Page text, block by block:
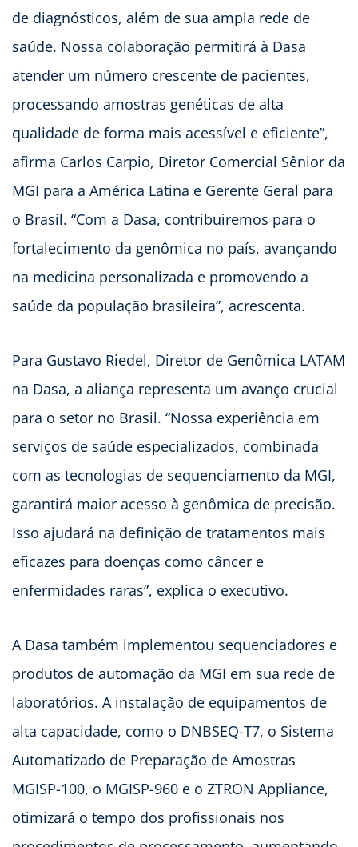
de diagnósticos, além de sua ampla rede de
saúde. Nossa colaboração permitirá à Dasa
atender um número crescente de pacientes,
processando amostras genéticas de alta
qualidade de forma mais acessível e eficiente”,
afirma Carlos Carpio, Diretor Comercial Sênior da
MGI para a América Latina e Gerente Geral para
o Brasil. “Com a Dasa, contribuiremos para o
fortalecimento da genômica no país, avançando
na medicina personalizada e promovendo a
saúde da população brasileira”, acrescenta.
Para Gustavo Riedel, Diretor de Genômica LATAM
na Dasa, a aliança representa um avanço crucial
para o setor no Brasil. “Nossa experiência em
serviços de saúde especializados, combinada
com as tecnologias de sequenciamento da MGI,
garantirá maior acesso à genômica de precisão.
Isso ajudará na definição de tratamentos mais
eficazes para doenças como câncer e
enfermidades raras”, explica o executivo.
A Dasa também implementou sequenciadores e
produtos de automação da MGI em sua rede de
laboratórios. A instalação de equipamentos de
alta capacidade, como o DNBSEQ-T7, o Sistema
Automatizado de Preparação de Amostras
MGISP-100, o MGISP-960 e o ZTRON Appliance,
otimizará o tempo dos profissionais nos